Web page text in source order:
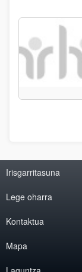
Irisgarritasuna
Lege oharra
Kontaktua
Mapa